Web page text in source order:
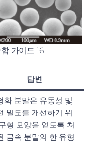
가이드 16
답변
화 분말은 유동성 및
밀도를 개선하기 위
형 모양을 얻도록 처
금속 분말의 한 유형